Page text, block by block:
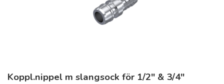
Koppl.nippel m slangsock för 1/2" & 3/4"